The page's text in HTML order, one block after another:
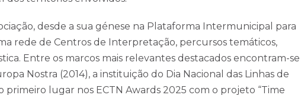
desde a sua génese na Plataforma Intermunicipal para
rede de Centros de Interpretação, percursos temáticos,
Entre os marcos mais relevantes destacados encontram-se
Nostra (2014), a instituição do Dia Nacional das Linhas de
primeiro lugar nos ECTN Awards 2025 com o projeto “Time